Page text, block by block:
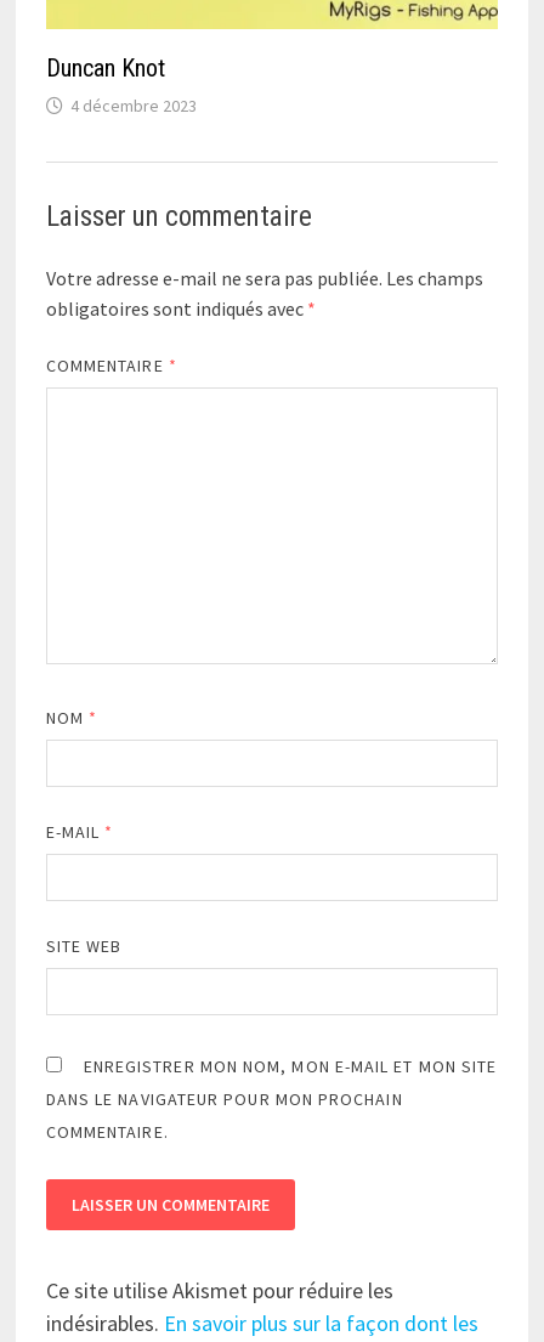
Duncan Knot
4 décembre 2023
Laisser un commentaire
Votre adresse e-mail ne sera pas publiée. Les champs
obligatoires sont indiqués avec *
COMMENTAIRE *
NOM *
E-MAIL *
SITE WEB
ENREGISTRER MON NOM, MON E-MAIL ET MON SITE
DANS LE NAVIGATEUR POUR MON PROCHAIN
COMMENTAIRE.
Ce site utilise Akismet pour réduire les
indésirables. En savoir plus sur la façon dont les